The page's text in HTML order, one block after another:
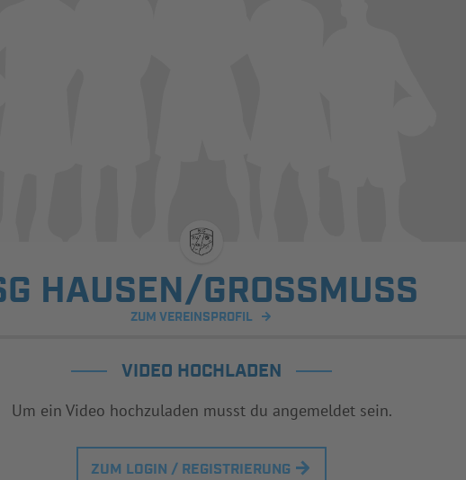
HAUSEN/GROSSMUSS
ZUM VEREINSPROFIL
VIDEO HOCHLADEN
Um ein Video hochzuladen musst du angemeldet sein.
ZUM LOGIN / REGISTRIERUNG